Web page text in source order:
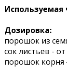
Используемая
Дозировка:
порошок из
сок листьев -
порошок корня